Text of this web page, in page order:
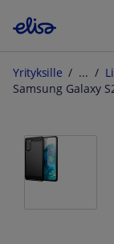
Yrityksille
Samsung Galaxy